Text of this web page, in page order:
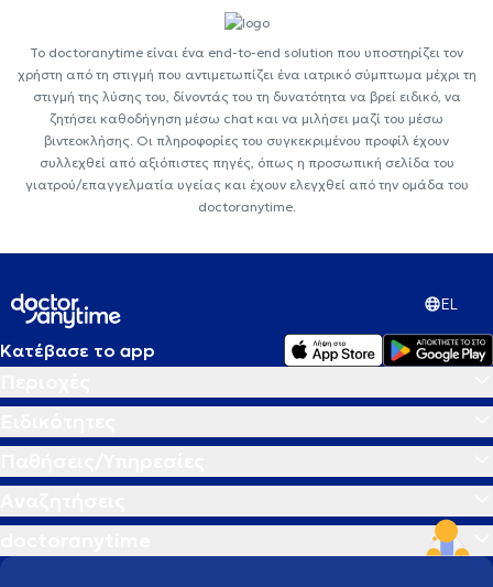
Το doctoranytime είναι ένα end-to-end solution που υποστηρίζει τον
χρήστη από τη στιγμή που αντιμετωπίζει ένα ιατρικό σύμπτωμα μέχρι τη
στιγμή της λύσης του, δίνοντάς του τη δυνατότητα να βρεί ειδικό, να
ζητήσει καθοδήγηση μέσω chat και να μιλήσει μαζί του μέσω
βιντεοκλήσης. Οι πληροφορίες του συγκεκριμένου προφίλ έχουν
συλλεχθεί από αξιόπιστες πηγές, όπως η προσωπική σελίδα του
γιατρού/επαγγελματία υγείας και έχουν ελεγχθεί από την ομάδα του
doctoranytime.
EL
Κατέβασε το app